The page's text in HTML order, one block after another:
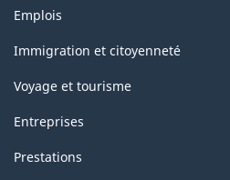
Thèmes
sujets
Emplois
Immigration et citoyenneté
Voyage et tourisme
Entreprises
Prestations